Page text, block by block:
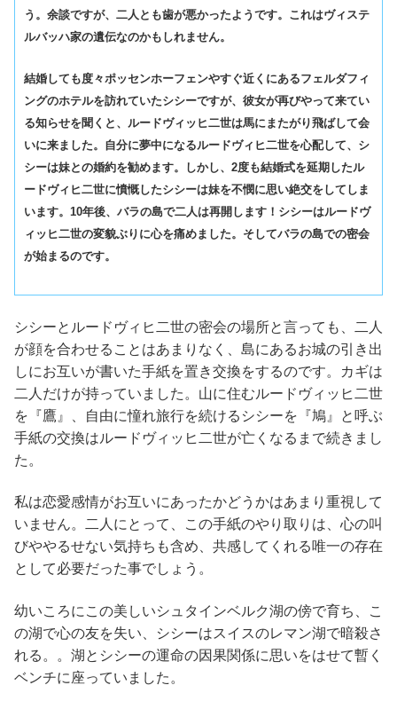
う。余談ですが、二人とも歯が悪かったようです。これはヴィステ
ルバッハ家の遺伝なのかもしれません。
結婚しても度々ポッセンホーフェンやすぐ近くにあるフェルダフィ
ングのホテルを訪れていたシシーですが、彼女が再びやって来てい
る知らせを聞くと、ルードヴィッヒ二世は馬にまたがり飛ばして会
いに来ました。自分に夢中になるルードヴィヒ二世を心配して、シ
シーは妹との婚約を勧めます。しかし、 2度も結婚式を延期したル
ードヴィヒ二世に憤慨したシシーは妹を不憫に思い絶交をしてしま
います。 10年後、バラの島で二人は再開します！シシーはルードヴ
ィッヒ二世の変貌ぶりに心を痛めました。そしてバラの島での密会
が始まるのです。
シシーとルードヴィヒ二世の密会の場所と言っても、二人
が顔を合わせることはあまりなく、島にあるお城の引き出
しにお互いが書いた手紙を置き交換をするのです。カギは
二人だけが持っていました。山に住むルードヴィッヒ二世
を『鷹』、自由に憧れ旅行を続けるシシーを『鳩』と呼ぶ
手紙の交換はルードヴィッヒ二世が亡くなるまで続きまし
た。
私は恋愛感情がお互いにあったかどうかはあまり重視して
いません。二人にとって、この手紙のやり取りは、心の叫
びややるせない気持ちも含め、共感してくれる唯一の存在
として必要だった事でしょう。
幼いころにこの美しいシュタインベルク湖の傍で育ち、こ
の湖で心の友を失い、シシーはスイスのレマン湖で暗殺さ
れる。。湖とシシーの運命の因果関係に思いをはせて暫く
ベンチに座っていました。